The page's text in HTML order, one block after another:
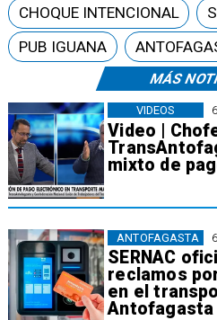
MÁS
Video |
mixto de
VIDEOS
SERNAC
reclamos
en el
Antofagasta
ANTOFAGASTA
CHOQUE INTENCIONAL
PUB IGUANA